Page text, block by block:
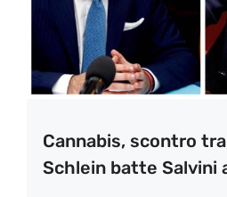
Cannabis, scontro
Schlein batte Salvini